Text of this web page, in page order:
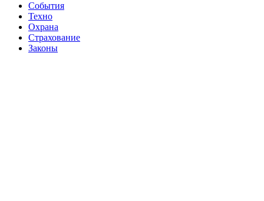
События
Техно
Охрана
Страхование
Законы